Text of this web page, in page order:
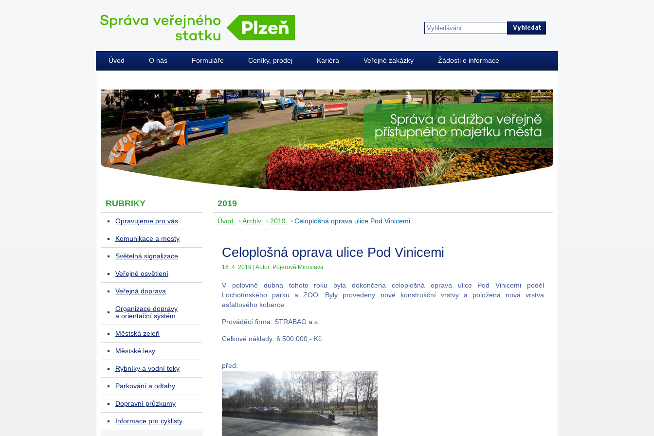
Úvod O nás Formuláře Ceníky, prodej Kariéra Veřejné zakázky Žádosti o informace
2019
Úvod Archiv 2019 Celoplošná oprava ulice Pod Vinicemi
Celoplošná oprava ulice Pod Vinicemi
16. 4. 2019 | Autor: Pojerová Miroslava
V polovině dubna tohoto roku byla dokončena celoplošná oprava ulice Pod Vinicemi podél
Lochotínského parku a ZOO. Byly provedeny nové konstrukční vrstvy a položena nová vrstva
asfaltového koberce.
Prováděcí firma: STRABAG a.s.
Celkové náklady: 6.500.000,- Kč
před:
RUBRIKY
Opravujeme pro vás
Komunikace a mosty
Světelná signalizace
Veřejné osvětlení
Veřejná doprava
Organizace dopravy
a orientační systém
Městská zeleň
Městské lesy
Rybníky a vodní toky
Parkování a odtahy
Dopravní průzkumy
Informace pro cyklisty